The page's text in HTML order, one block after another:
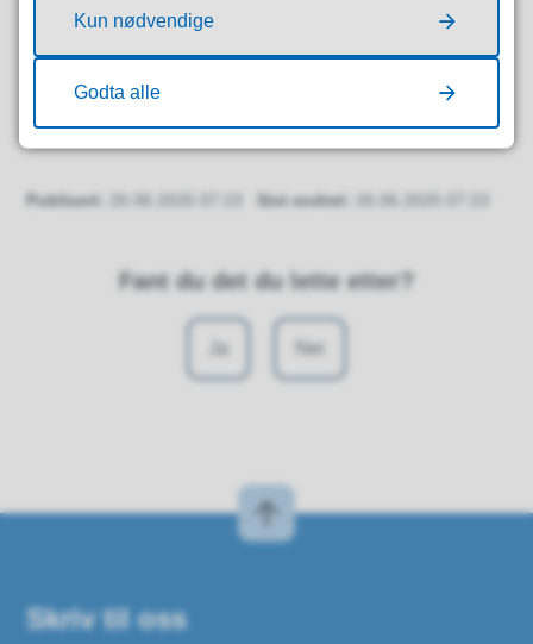
myndigheter
Publisert 26.06.2025 07:23 Sist endret 26.06.2025 07:23
Fant du det du lette etter?
Ja Nei
Skriv til oss
Kun nødvendige
Godta alle